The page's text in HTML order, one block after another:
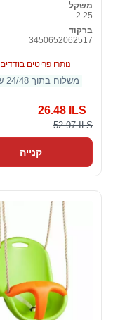
משקל
2.25
ברקוד
3450652062517
נותרו פריטים בודדים
משלוח בתוך 24/48 שעות
26.48 ILS
52.97 ILS
קנייה